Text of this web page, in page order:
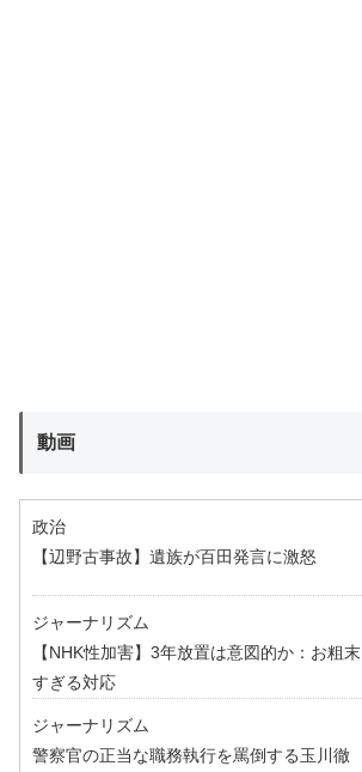
動画
政治
【辺野古事故】遺族が百田発言に激怒
ジャーナリズム
【NHK性加害】3年放置は意図的か：お粗末
すぎる対応
ジャーナリズム
警察官の正当な職務執行を罵倒する玉川徹